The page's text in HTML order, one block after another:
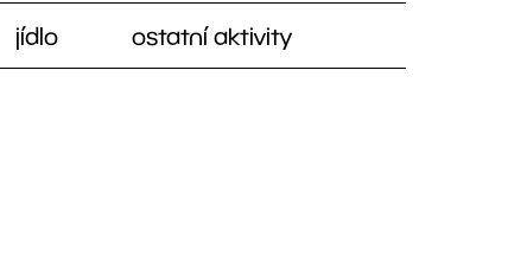
jídlo ostatní aktivity